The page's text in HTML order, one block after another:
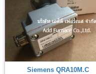
Siemens QRA10M.C